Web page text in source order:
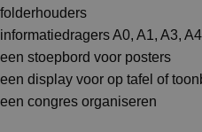
folderhouders
informatiedragers A0, A1, A3,
een stoepbord voor posters
een display voor op tafel of
een congres organiseren